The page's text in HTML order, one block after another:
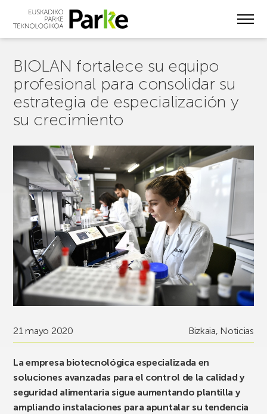
BIOLAN fortalece su equipo
profesional para consolidar su
estrategia de especialización y
su crecimiento
21 mayo 2020 Bizkaia, Noticias
La empresa biotecnológica especializada en
soluciones avanzadas para el control de la calidad y
seguridad alimentaria sigue aumentando plantilla y
ampliando instalaciones para apuntalar su tendencia